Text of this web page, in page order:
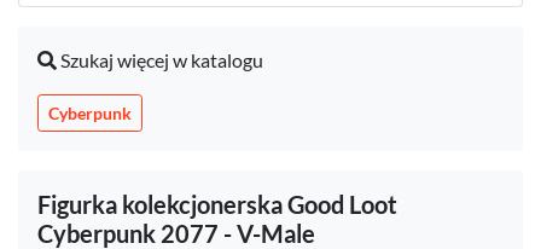
Szukaj więcej w katalogu
Cyberpunk
Figurka kolekcjonerska Good Loot
Cyberpunk 2077 - V-Male